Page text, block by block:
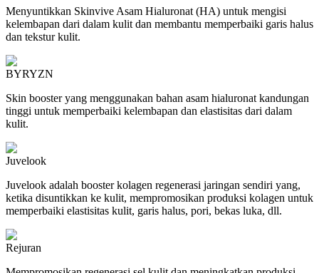
Menyuntikkan Skinvive Asam Hialuronat (HA) untuk mengisi
kelembapan dari dalam kulit dan membantu memperbaiki garis halus
dan tekstur kulit.
BYRYZN
Skin booster yang menggunakan bahan asam hialuronat kandungan
tinggi untuk memperbaiki kelembapan dan elastisitas dari dalam
kulit.
Juvelook
Juvelook adalah booster kolagen regenerasi jaringan sendiri yang,
ketika disuntikkan ke kulit, mempromosikan produksi kolagen untuk
memperbaiki elastisitas kulit, garis halus, pori, bekas luka, dll.
Rejuran